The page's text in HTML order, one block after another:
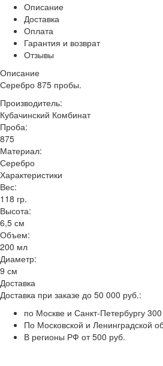
Описание
Доставка
Оплата
Гарантия и возврат
Отзывы
Описание
Серебро 875 пробы.
Производитель:
Кубачинский Комбинат
Проба:
875
Материал:
Серебро
Характеристики
Вес:
118 гр.
Высота:
6,5 см
Объем:
200 мл
Диаметр:
9 см
Доставка
Доставка при заказе до 50 000 руб.:
по Москве и Санкт-Петербургу
По Московской и Ленинградской
В регионы РФ от 500 руб.